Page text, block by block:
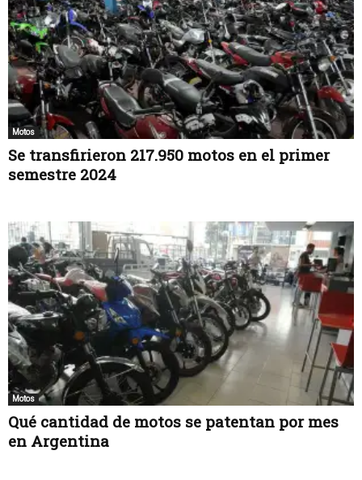
Motos
Se transfirieron 217.950 motos en el primer
semestre 2024
Motos
Qué cantidad de motos se patentan por mes
en Argentina